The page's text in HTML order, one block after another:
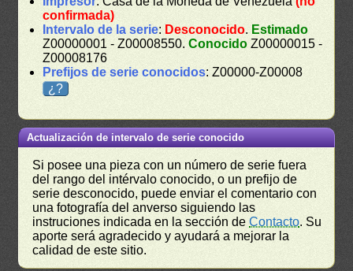
confirmada)
Intervalo de la serie: Desconocido. Estimado
Z00000001 - Z00008550.Conocido Z00000015 -
Z00008176
Prefijos de serie conocidos: Z00000-Z00008
¿?
Actualización de intervalo de serie conocido
Si posee una pieza con un número de serie fuera
del rango del intérvalo conocido, o un prefijo de
serie desconocido, puede enviar el comentario con
una fotografía del anverso siguiendo las
instruciones indicada en la sección deContacto. Su
aporte será agradecido y ayudará a mejorar la
calidad de este sitio.